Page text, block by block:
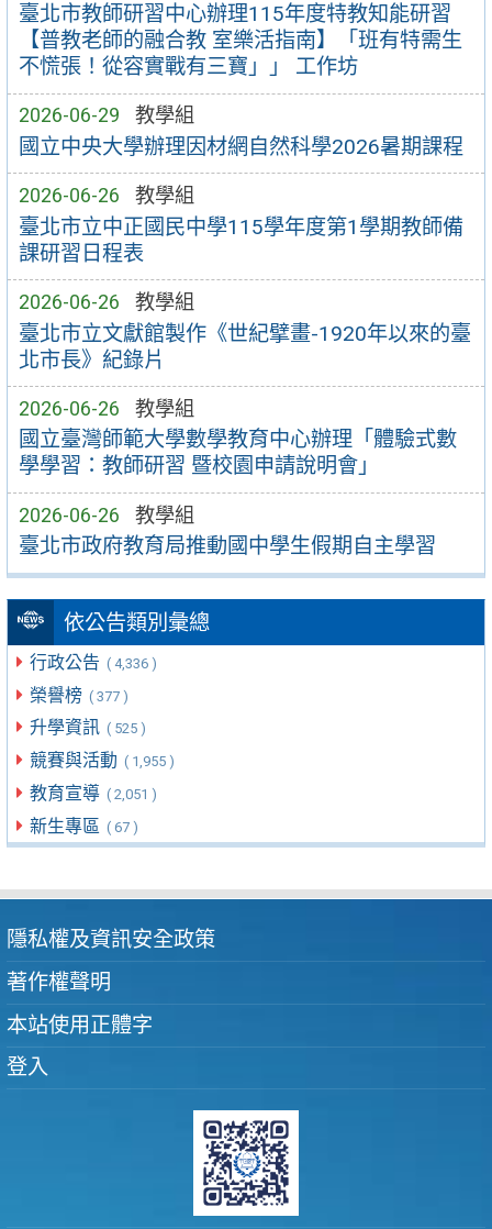
臺北市教師研習中心辦理115年度特教知能研習
【普教老師的融合教 室樂活指南】「班有特需生
不慌張！從容實戰有三寶」」 工作坊
2026-06-29 教學組
國立中央大學辦理因材網自然科學2026暑期課程
2026-06-26 教學組
臺北市立中正國民中學115學年度第1學期教師備
課研習日程表
2026-06-26 教學組
臺北市立文獻館製作《世紀擘畫-1920年以來的臺
北市長》紀錄片
2026-06-26 教學組
國立臺灣師範大學數學教育中心辦理「體驗式數
學學習：教師研習 暨校園申請說明會」
2026-06-26 教學組
臺北市政府教育局推動國中學生假期自主學習
依公告類別彙總
行政公告 ( 4,336 )
榮譽榜 ( 377 )
升學資訊 ( 525 )
競賽與活動 ( 1,955 )
教育宣導 ( 2,051 )
新生專區 ( 67 )
隱私權及資訊安全政策
著作權聲明
本站使用正體字
登入